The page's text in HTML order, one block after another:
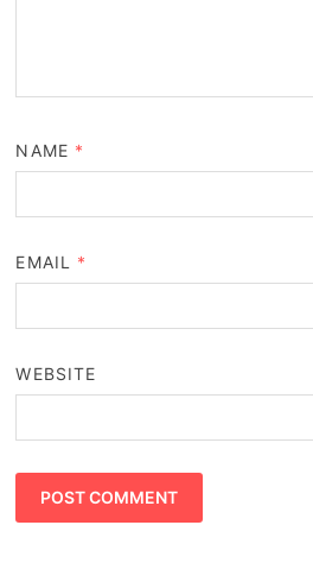
NAME *
EMAIL *
WEBSITE